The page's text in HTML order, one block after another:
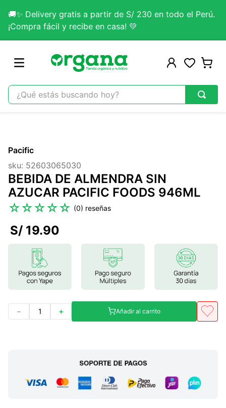
🚚✨ Delivery gratis a partir de S/ 230 en todo el Perú.
¡Compra fácil y recibe en casa! 💚
¿Qué estás buscando hoy?
2.
citrato magnesio
3.
colageno
4.
kefir
5 .
glicinato magnesio
magnesio
9.
stevia
Pacific
sku: 52603065030
BEBIDA DE ALMENDRA SIN
AZUCAR PACIFIC FOODS 946ML
☆☆☆☆☆ (0)
S/ 19.90
＋
－ Añadir al carrito